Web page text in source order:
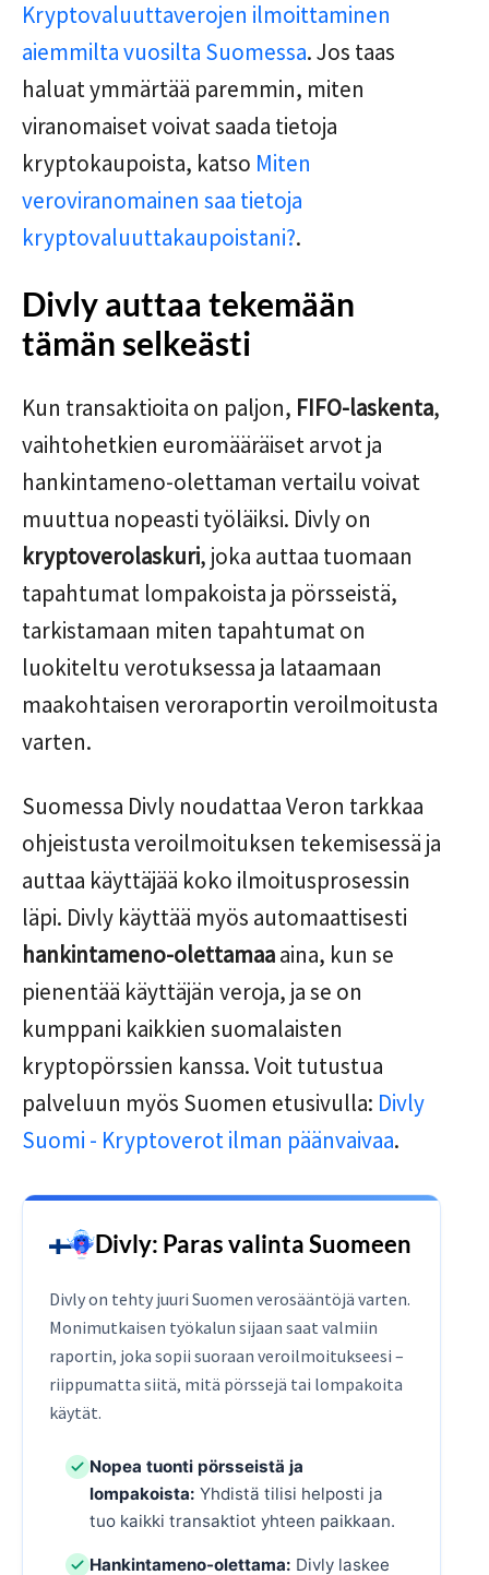
Kryptovaluuttaverojen ilmoittaminen
aiemmilta vuosilta Suomessa. Jos taas
haluat ymmärtää paremmin, miten
viranomaiset voivat saada tietoja
kryptokaupoista, katso Miten
veroviranomainen saa tietoja
kryptovaluuttakaupoistani?.
Divly auttaa tekemään
tämän selkeästi
Kun transaktioita on paljon, FIFO-laskenta,
vaihtohetkien euromääräiset arvot ja
hankintameno-olettaman vertailu voivat
muuttua nopeasti työläiksi. Divly on
kryptoverolaskuri, joka auttaa tuomaan
tapahtumat lompakoista ja pörsseistä,
tarkistamaan miten tapahtumat on
luokiteltu verotuksessa ja lataamaan
maakohtaisen veroraportin veroilmoitusta
varten.
Suomessa Divly noudattaa Veron tarkkaa
ohjeistusta veroilmoituksen tekemisessä ja
auttaa käyttäjää koko ilmoitusprosessin
läpi. Divly käyttää myös automaattisesti
hankintameno-olettamaaaina, kun se
pienentää käyttäjän veroja, ja se on
kumppani kaikkien suomalaisten
kryptopörssien kanssa. Voit tutustua
palveluun myös Suomen etusivulla: Divly
Suomi - Kryptoverot ilman päänvaivaa.
Divly: Paras valinta Suomeen
Divly on tehty juuri Suomen verosääntöjä varten.
Monimutkaisen työkalun sijaan saat valmiin
raportin, joka sopii suoraan veroilmoitukseesi –
riippumatta siitä, mitä pörssejä tai lompakoita
käytät.
Nopea tuonti pörsseistä ja
lompakoista: Yhdistä tilisi helposti ja
tuo kaikki transaktiot yhteen paikkaan.
Hankintameno-olettama: Divly laskee